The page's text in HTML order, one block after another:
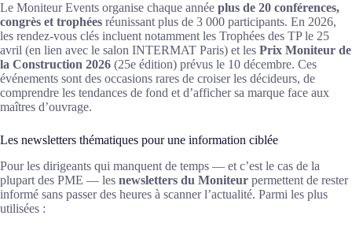
Le Moniteur Events organise chaque année plus de 20 conférences,
congrès et trophées réunissant plus de 3 000 participants. En 2026,
les rendez-vous clés incluent notamment les Trophées des TP le 25
avril (en lien avec le salon INTERMAT Paris) et les Prix Moniteur de
la Construction 2026 (25e édition) prévus le 10 décembre. Ces
événements sont des occasions rares de croiser les décideurs, de
comprendre les tendances de fond et d’afficher sa marque face aux
maîtres d’ouvrage.
Les newsletters thématiques pour une information ciblée
Pour les dirigeants qui manquent de temps — et c’est le cas de la
plupart des PME — les newsletters du Moniteur permettent de rester
informé sans passer des heures à scanner l’actualité. Parmi les plus
utilisées :